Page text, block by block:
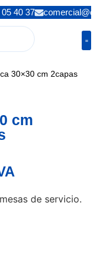
40 37
30×30 cm 2capas
cm
de servicio.